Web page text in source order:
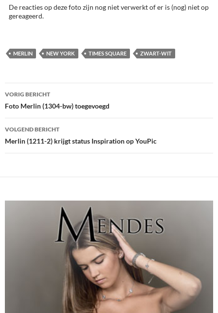
De reacties op deze foto zijn nog niet verwerkt of er is (nog) niet op
gereageerd.
MERLIN NEW YORK TIMES SQUARE ZWART-WIT
Bericht
navigatie
VORIG BERICHT
Foto Merlin (1304-bw) toegevoegd
VOLGEND BERICHT
Merlin (1211-2) krijgt status Inspiration op YouPic